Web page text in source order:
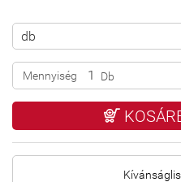
Mennyiség Db